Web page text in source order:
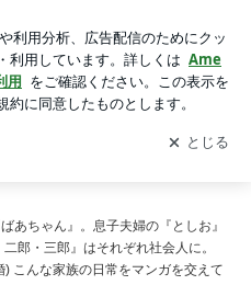
の更新通知
を受け取りまし
開く
ちゃん』。息子夫婦の『としお』
郎・三郎』はそれぞれ社会人に。
) こんな家族の日常をマンガを交えて